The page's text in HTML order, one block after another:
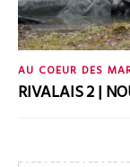
AU COEUR DES
RIVALAIS 2 |